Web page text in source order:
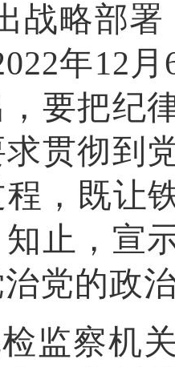
战略部
年12
要把纪
贯彻到
，既让
止，宣
党的政
监察机